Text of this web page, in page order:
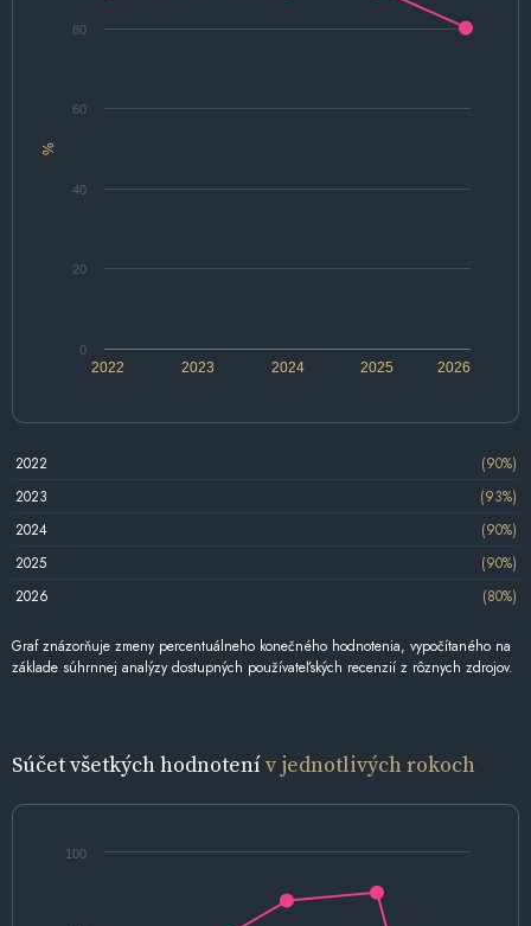
%
2022 2024 2026
2023 2025
0
20
40
60
80
2022
(90%)
2023
(93%)
2024
(90%)
2025
(90%)
2026
(80%)
Graf znázorňuje zmeny percentuálneho konečného hodnotenia, vypočítaného na
základe súhrnnej analýzy dostupných používateľských recenzií z rôznych zdrojov.
Súčet všetkých hodnotenív jednotlivých rokoch
100